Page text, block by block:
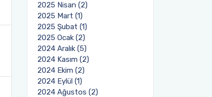
2025 Nisan (2)
2025 Mart (1)
2025 Şubat (1)
2025 Ocak (2)
2024 Aralık (5)
2024 Kasım (2)
2024 Ekim (2)
2024 Eylül (1)
2024 Ağustos (2)